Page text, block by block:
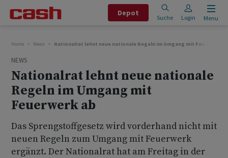
Depot
Suche Login Menu
Home News Nationalrat lehnt neue nationale Regeln im Umgang mit Feuerwerk
NEWS
Nationalrat lehnt neue nationale
Regeln im Umgang mit
Feuerwerk ab
Das Sprengstoffgesetz wird vorderhand nicht mit
neuen Regeln zum Umgang mit Feuerwerk
ergänzt. Der Nationalrat hat am Freitag in der